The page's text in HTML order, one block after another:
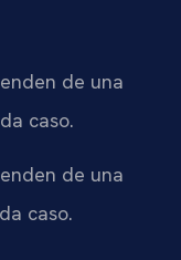
de una
caso.
de una
caso.